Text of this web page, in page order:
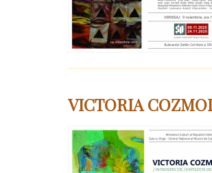
VICTORIA